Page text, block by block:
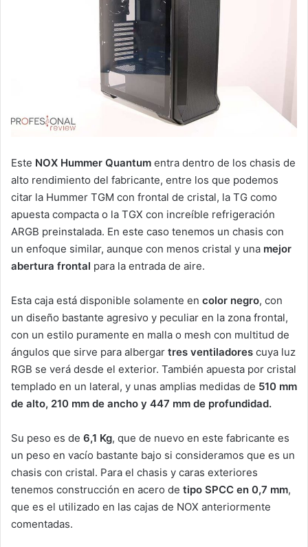
Este NOX Hummer Quantum entra dentro de los chasis de
alto rendimiento del fabricante, entre los que podemos
citar la Hummer TGM con frontal de cristal, la TG como
apuesta compacta o la TGX con increíble refrigeración
ARGB preinstalada. En este caso tenemos un chasis con
un enfoque similar, aunque con menos cristal y una mejor
abertura frontal para la entrada de aire.
Esta caja está disponible solamente en color negro, con
un diseño bastante agresivo y peculiar en la zona frontal,
con un estilo puramente en malla o mesh con multitud de
ángulos que sirve para albergar tres ventiladores cuya luz
RGB se verá desde el exterior. También apuesta por cristal
templado en un lateral, y unas amplias medidas de 510 mm
de alto, 210 mm de ancho y 447 mm de profundidad.
Su peso es de 6,1 Kg, que de nuevo en este fabricante es
un peso en vacío bastante bajo si consideramos que es un
chasis con cristal. Para el chasis y caras exteriores
tenemos construcción en acero de tipo SPCC en 0,7 mm,
que es el utilizado en las cajas de NOX anteriormente
comentadas.